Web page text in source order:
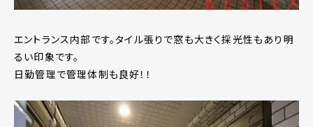
エントランス内部です。タイル張りで窓も大きく採光性もあり明
るい印象です。
日勤管理で管理体制も良好！！